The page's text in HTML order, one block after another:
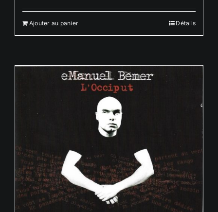
Ajouter au panier Détails